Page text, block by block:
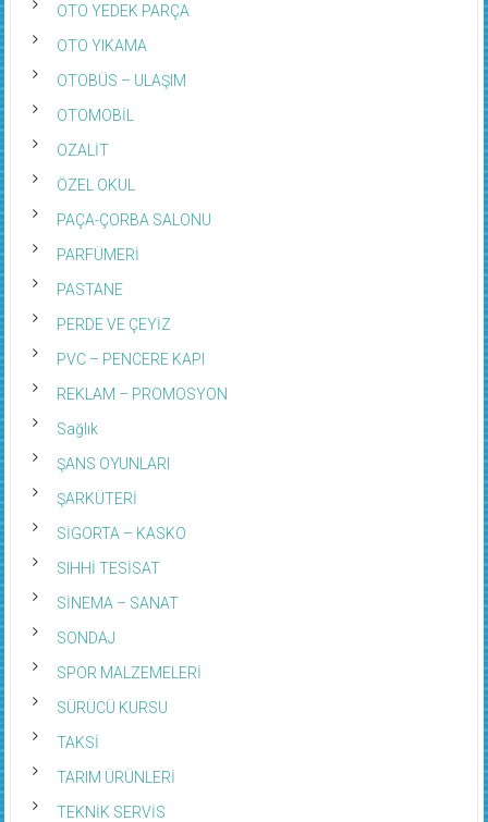
OTO YEDEK PARÇA
OTO YIKAMA
OTOBÜS – ULAŞIM
OTOMOBİL
OZALİT
ÖZEL OKUL
PAÇA-ÇORBA SALONU
PARFÜMERİ
PASTANE
PERDE VE ÇEYİZ
PVC – PENCERE KAPI
REKLAM – PROMOSYON
Sağlık
ŞANS OYUNLARI
ŞARKÜTERİ
SİGORTA – KASKO
SIHHİ TESİSAT
SİNEMA – SANAT
SONDAJ
SPOR MALZEMELERİ
SÜRÜCÜ KURSU
TAKSİ
TARIM ÜRÜNLERİ
TEKNİK SERVİS